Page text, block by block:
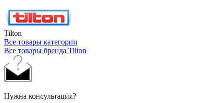
Tilton
Все товары категории
Все товары бренда Tilton
Нужна консультация?